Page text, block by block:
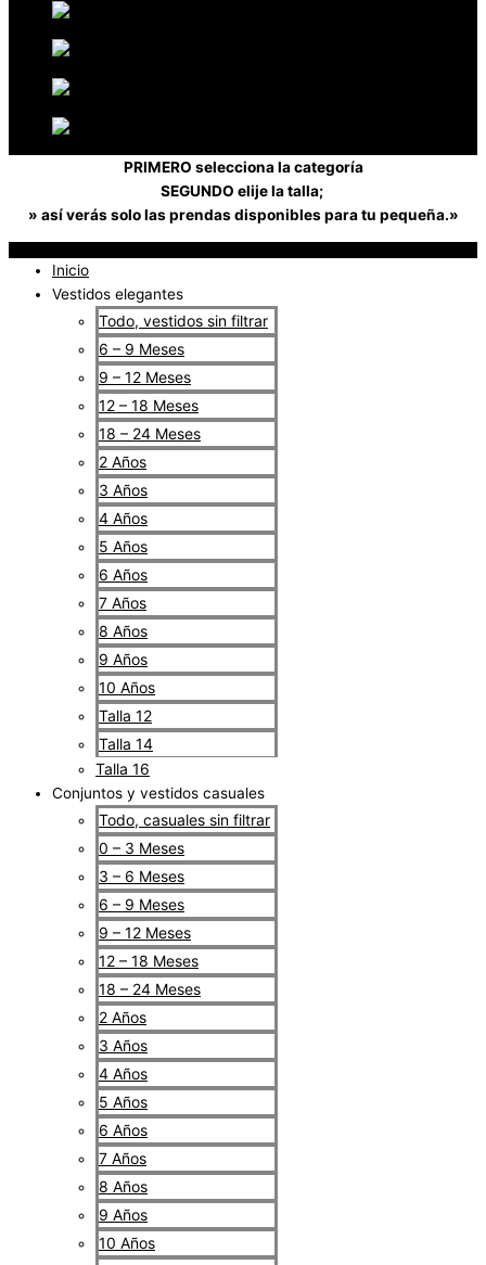
PRIMERO selecciona la categoría
SEGUNDO elije la talla;
» así verás solo las prendas disponibles para tu pequeña.»
Inicio
Vestidos elegantes
Todo, vestidos sin filtrar
6 – 9 Meses
9 – 12 Meses
12 – 18 Meses
18 – 24 Meses
2 Años
3 Años
4 Años
5 Años
6 Años
7 Años
8 Años
9 Años
10 Años
Talla 12
Talla 14
Talla 16
Conjuntos y vestidos casuales
Todo, casuales sin filtrar
0 – 3 Meses
3 – 6 Meses
6 – 9 Meses
9 – 12 Meses
12 – 18 Meses
18 – 24 Meses
2 Años
3 Años
4 Años
5 Años
6 Años
7 Años
8 Años
9 Años
10 Años